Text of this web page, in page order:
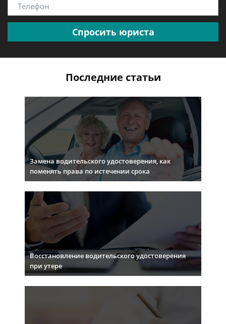
Спросить юриста
Последние статьи
Замена водительского удостоверения, как
поменять права по истечении срока
Восстановление водительского удостоверения
при утере